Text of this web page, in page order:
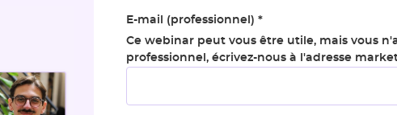
E-mail (professionnel)*
Ce webinar peut vous être utile, mais vous
professionnel, écrivez-nous à l'adresse